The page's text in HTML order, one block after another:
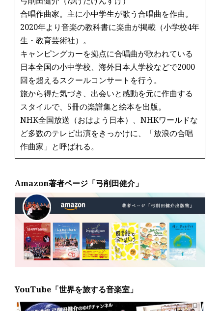
合唱作曲家。主に小中学生が歌う合唱曲を作曲。
2020年より音楽の教科書に楽曲が掲載（小学校4年
生・教育芸術社）。
キャンピングカーを拠点に合唱曲が歌われている
日本全国の小中学校、海外日本人学校などで2000
回を超えるスクールコンサートを行う。
旅から得た気づき、出会いと感動を元に作曲する
スタイルで、5冊の楽譜集と絵本を出版。
NHK全国放送（おはよう日本）、NHKワールドな
ど多数のテレビ出演をきっかけに、「放浪の合唱
作曲家」と呼ばれる。
Amazon著者ページ「弓削田健介」
YouTube「世界を旅する音楽室」